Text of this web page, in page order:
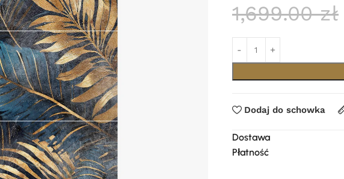
1,699.00zł
Dodaj do schowka
Dostawa
Płatność